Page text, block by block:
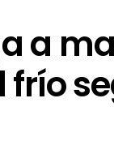
a
frío